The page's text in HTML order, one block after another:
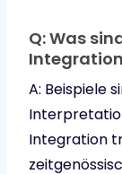
Q: Was
A: Beispiele
Integration